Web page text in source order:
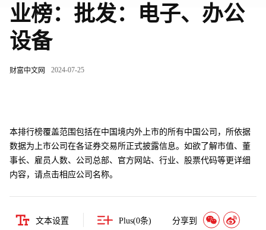
业榜：批发：电子、办公
设备
财富中文网 2024-07-25
本排行榜覆盖范围包括在中国境内外上市的所有中国公司，所依据
数据为上市公司在各证券交易所正式披露信息。如欲了解市值、董
事长、雇员人数、公司总部、官方网站、行业、股票代码等更详细
内容，请点击相应公司名称。
文本设置 Plus(0条) 分享到